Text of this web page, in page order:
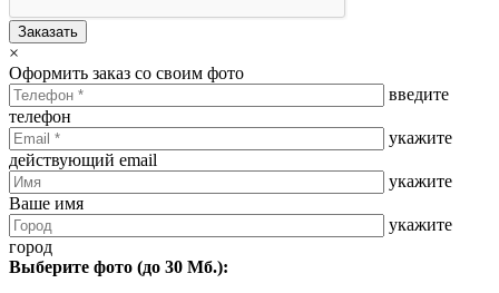
Заказать
×
Оформить заказ со своим фото
введите
телефон
укажите
действующий email
укажите
Ваше имя
укажите
город
Выберите фото (до 30 Мб.):